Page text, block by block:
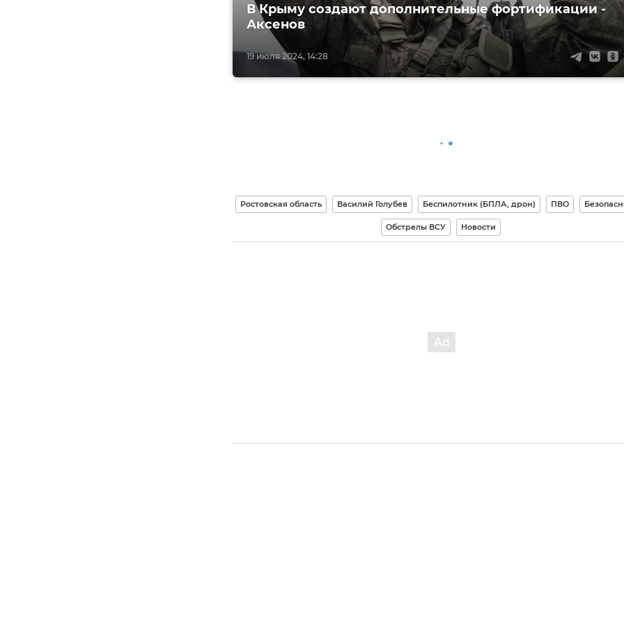
19 июля 2024, 14:28
В Крыму создают дополнительные фортификации -
Аксенов
Ростовская область Василий Голубев Беспилотник (БПЛА, дрон) ПВО
Обстрелы ВСУ Новости